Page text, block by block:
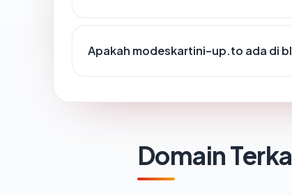
Apakah modeskartini-up.to ada di
Domain